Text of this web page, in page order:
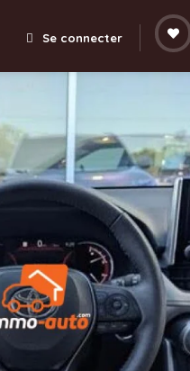
Se connecter